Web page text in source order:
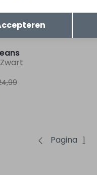
Pagina 1
Terug